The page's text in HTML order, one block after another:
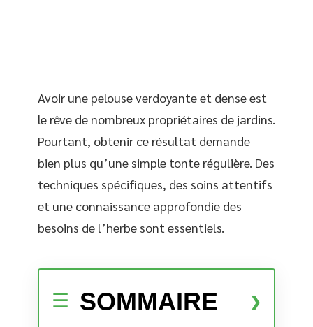
Avoir une pelouse verdoyante et dense est
le rêve de nombreux propriétaires de jardins.
Pourtant, obtenir ce résultat demande
bien plus qu’une simple tonte régulière. Des
techniques spécifiques, des soins attentifs
et une connaissance approfondie des
besoins de l’herbe sont essentiels.
SOMMAIRE